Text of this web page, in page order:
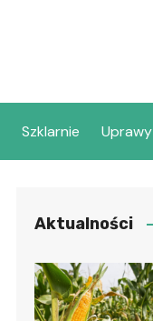
Szklarnie Uprawy
Aktualności